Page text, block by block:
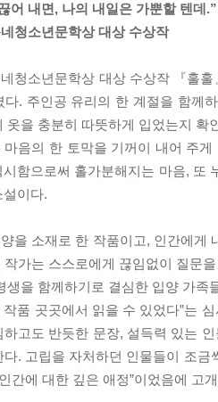
어 내면, 나의 내일은 가뿐할 텐데.”
청소년문학상 대상 수상작
청소년문학상 대상 수상작 『훌
다. 주인공 유리의 한 계절을 함께
옷을 충분히 따뜻하게 입었는지
마음의 한 토막을 기꺼이 내어 주
시함으로써 홀가분해지는 마음, 또
설이다.
양을 소재로 한 작품이고, 인간에
작가는 스스로에게 끊임없이 질문
생을 함께하기로 결심한 입양 가
작품 곳곳에서 읽을 수 있었다”는
하고도 반듯한 문장, 설득력 있는
. 고립을 자처하던 인물들이 조
간에 대한 깊은 애정”이었음에 고